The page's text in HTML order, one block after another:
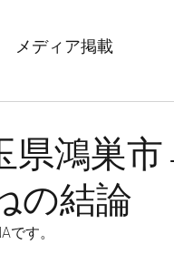
メディア掲載
県鴻巣
の結論
です。